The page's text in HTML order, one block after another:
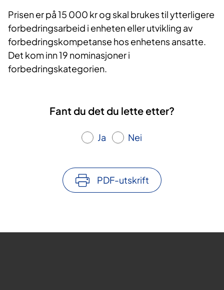
Prisen er på 15 000 kr og skal brukes til ytterligere
forbedringsarbeid i enheten eller utvikling av
forbedringskompetanse hos enhetens ansatte.
Det kom inn 19 nominasjoner i
forbedringskategorien.
Fant du det du lette etter?
Ja Nei
PDF-utskrift